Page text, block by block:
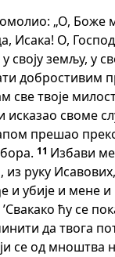
„О, Боже
Исака! О,
своју земљу, у
добростивим
све твоје
своме
прешао
11 Избави
из руку
и убије и мене и
ћу се
да твога
се од мноштва